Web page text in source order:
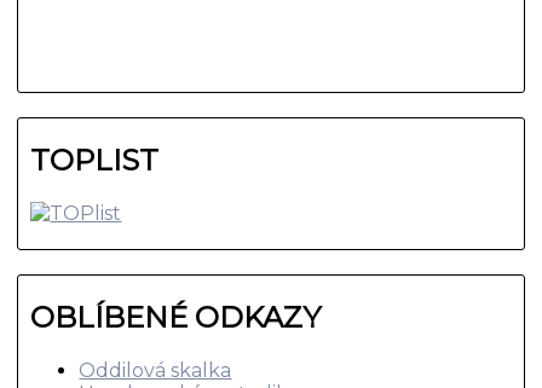
TOPLIST
OBLÍBENÉ ODKAZY
Oddilová skalka